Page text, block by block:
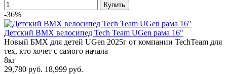
-36%
Детский BMX велосипед Tech Team UGen рама 16"
Новый БМХ для детей UGen 2025г от компании TechTeam для
тех, кто хочет с самого начала
8кг
29,780 руб. 18,999 руб.